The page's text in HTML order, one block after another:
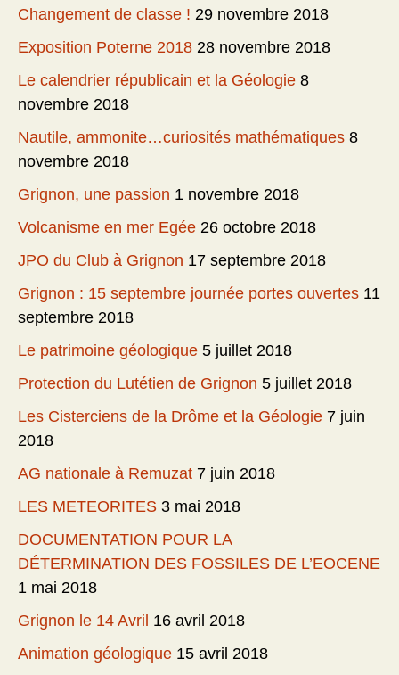
Changement de classe ! 29 novembre 2018
Exposition Poterne 2018 28 novembre 2018
Le calendrier républicain et la Géologie 8
novembre 2018
Nautile, ammonite…curiosités mathématiques 8
novembre 2018
Grignon, une passion 1 novembre 2018
Volcanisme en mer Egée 26 octobre 2018
JPO du Club à Grignon 17 septembre 2018
Grignon : 15 septembre journée portes ouvertes 11
septembre 2018
Le patrimoine géologique 5 juillet 2018
Protection du Lutétien de Grignon 5 juillet 2018
Les Cisterciens de la Drôme et la Géologie 7 juin
2018
AG nationale à Remuzat 7 juin 2018
LES METEORITES 3 mai 2018
DOCUMENTATION POUR LA
DÉTERMINATION DES FOSSILES DE L’EOCENE
1 mai 2018
Grignon le 14 Avril 16 avril 2018
Animation géologique 15 avril 2018